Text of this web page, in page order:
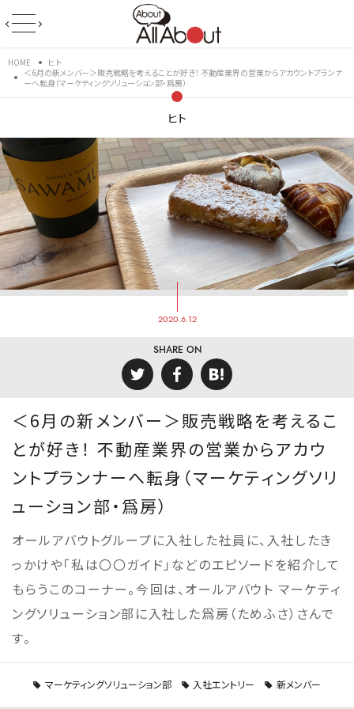
HOME
ヒト
＜6月の新メンバー＞販売戦略を考えることが好き！ 不動産業界の営業からアカウントプランナ
ーへ転身（マーケティングソリューション部・爲房）
ヒト
2020.6.12
SHARE ON
＜6月の新メンバー＞販売戦略を考えるこ
とが好き！ 不動産業界の営業からアカウ
ントプランナーへ転身（マーケティングソリ
ューション部・爲房）
オールアバウトグループに入社した社員に、入社したき
っかけや「私は〇〇ガイド」などのエピソードを紹介して
もらうこのコーナー。今回は、オールアバウト マーケティ
ングソリューション部に入社した爲房（ためふさ）さんで
す。
マーケティングソリューション部 入社エントリー 新メンバー